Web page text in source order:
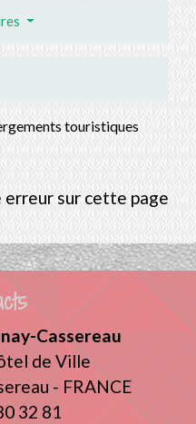
touristiques
erreur sur cette page
Cassereau
de Ville
- FRANCE
32 81